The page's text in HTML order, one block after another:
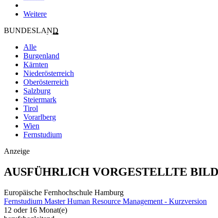
Weitere
BUNDESLAND
Alle
Burgenland
Kärnten
Niederösterreich
Oberösterreich
Salzburg
Steiermark
Tirol
Vorarlberg
Wien
Fernstudium
Anzeige
AUSFÜHRLICH VORGESTELLTE
Europäische Fernhochschule Hamburg
Fernstudium Master Human Resource Management - Kurzversion
12 oder 16 Monat(e)